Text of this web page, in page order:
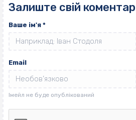
Залиште свій коментар
Ваше ім'я *
Email